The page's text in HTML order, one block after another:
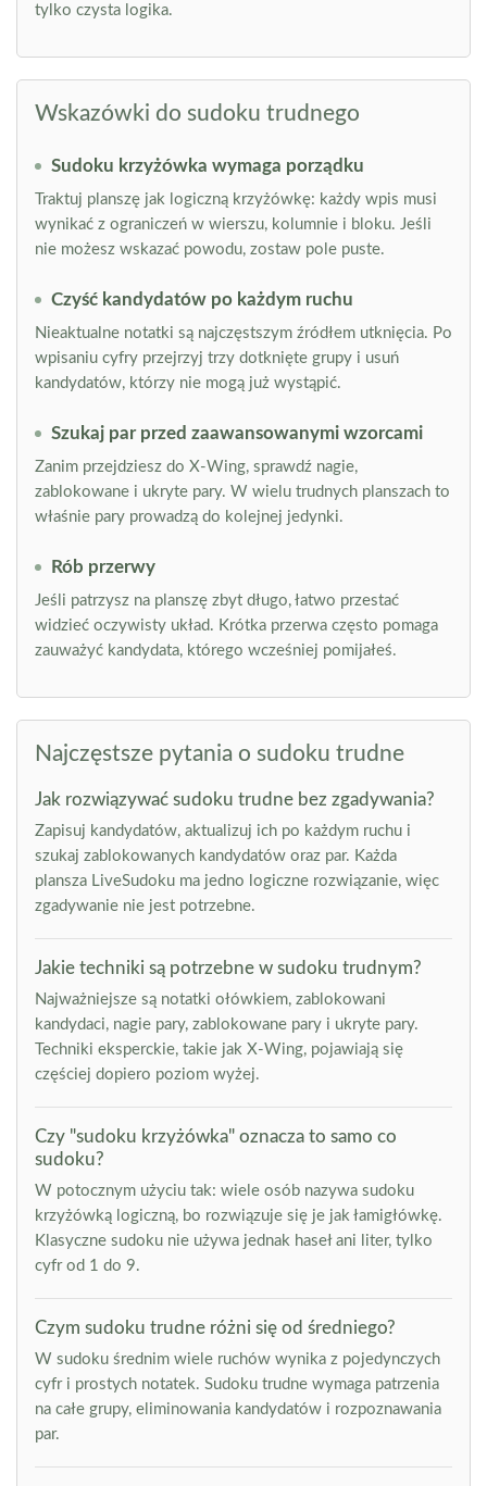
tylko czysta logika.
Wskazówki do sudoku trudnego
Sudoku krzyżówka wymaga porządku
Traktuj planszę jak logiczną krzyżówkę: każdy wpis musi
wynikać z ograniczeń w wierszu, kolumnie i bloku. Jeśli
nie możesz wskazać powodu, zostaw pole puste.
Czyść kandydatów po każdym ruchu
Nieaktualne notatki są najczęstszym źródłem utknięcia. Po
wpisaniu cyfry przejrzyj trzy dotknięte grupy i usuń
kandydatów, którzy nie mogą już wystąpić.
Szukaj par przed zaawansowanymi wzorcami
Zanim przejdziesz do X-Wing, sprawdź nagie,
zablokowane i ukryte pary. W wielu trudnych planszach to
właśnie pary prowadzą do kolejnej jedynki.
Rób przerwy
Jeśli patrzysz na planszę zbyt długo, łatwo przestać
widzieć oczywisty układ. Krótka przerwa często pomaga
zauważyć kandydata, którego wcześniej pomijałeś.
Najczęstsze pytania o sudoku trudne
Jak rozwiązywać sudoku trudne bez zgadywania?
Zapisuj kandydatów, aktualizuj ich po każdym ruchu i
szukaj zablokowanych kandydatów oraz par. Każda
plansza LiveSudoku ma jedno logiczne rozwiązanie, więc
zgadywanie nie jest potrzebne.
Jakie techniki są potrzebne w sudoku trudnym?
Najważniejsze są notatki ołówkiem, zablokowani
kandydaci, nagie pary, zablokowane pary i ukryte pary.
Techniki eksperckie, takie jak X-Wing, pojawiają się
częściej dopiero poziom wyżej.
Czy "sudoku krzyżówka" oznacza to samo co
sudoku?
W potocznym użyciu tak: wiele osób nazywa sudoku
krzyżówką logiczną, bo rozwiązuje się je jak łamigłówkę.
Klasyczne sudoku nie używa jednak haseł ani liter, tylko
cyfr od 1 do 9.
Czym sudoku trudne różni się od średniego?
W sudoku średnim wiele ruchów wynika z pojedynczych
cyfr i prostych notatek. Sudoku trudne wymaga patrzenia
na całe grupy, eliminowania kandydatów i rozpoznawania
par.